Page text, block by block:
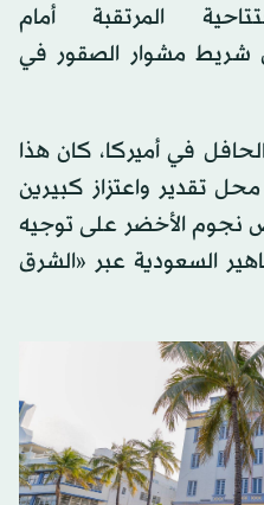
المرتقبة أمام
شريط مشوار الصقور في
في أميركا، كان هذا
تقدير واعتزاز كبيرين
نجوم الأخضر على توجيه
السعودية عبر «الشرق